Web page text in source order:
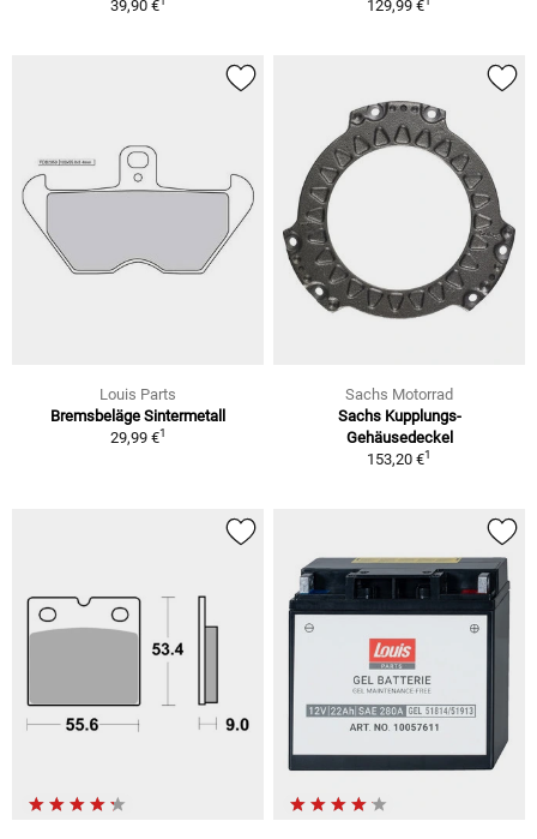
39,90 € 129,99 €
Louis Parts
Bremsbeläge Sintermetall
29,99 €1
Sachs Motorrad
Sachs Kupplungs-
Gehäusedeckel
153,20 €1